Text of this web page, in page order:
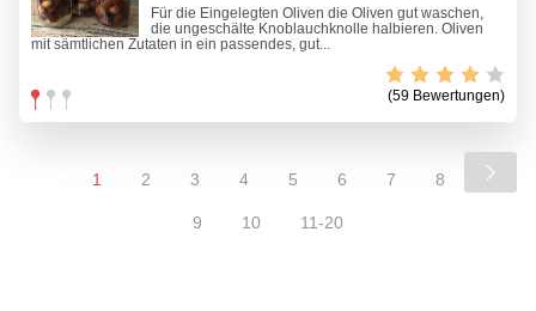
Für die Eingelegten Oliven die Oliven gut waschen,
die ungeschälte Knoblauchknolle halbieren. Oliven
mit sämtlichen Zutaten in ein passendes, gut...
(59 Bewertungen)
1 2 3 4 5 6 7 8
9 10 11-20